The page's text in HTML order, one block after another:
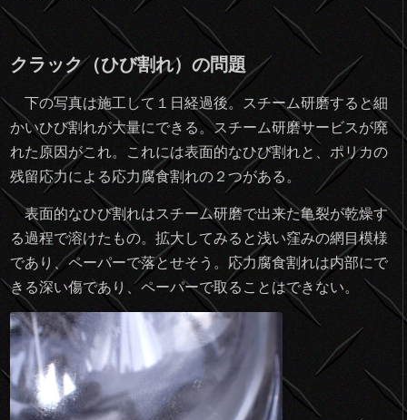
クラック（ひび割れ）の問題
下の写真は施工して１日経過後。スチーム研磨すると細
かいひび割れが大量にできる。スチーム研磨サービスが廃
れた原因がこれ。これには表面的なひび割れと、ポリカの
残留応力による応力腐食割れの２つがある。
表面的なひび割れはスチーム研磨で出来た亀裂が乾燥す
る過程で溶けたもの。拡大してみると浅い窪みの網目模様
であり、ペーパーで落とせそう。応力腐食割れは内部にで
きる深い傷であり、ペーパーで取ることはできない。